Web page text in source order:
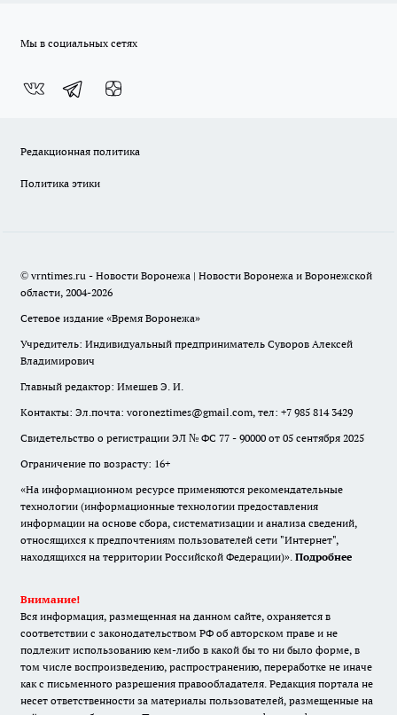
Мы в социальных сетях
Редакционная политика
Политика этики
© vrntimes.ru - Новости Воронежа | Новости Воронежа и Воронежской
области, 2004-2026
Сетевое издание «Время Воронежа»
Учредитель: Индивидуальный предприниматель Суворов Алексей
Владимирович
Главный редактор: Имешев Э. И.
Контакты: Эл.почта: voroneztimes@gmail.com, тел: +7 985 814 3429
Свидетельство о регистрации ЭЛ № ФС 77 - 90000 от 05 сентября 2025
Ограничение по возрасту: 16+
«На информационном ресурсе применяются рекомендательные
технологии (информационные технологии предоставления
информации на основе сбора, систематизации и анализа сведений,
относящихся к предпочтениям пользователей сети "Интернет",
находящихся на территории Российской Федерации)». Подробнее
Внимание!
Вся информация, размещенная на данном сайте, охраняется в
соответствии с законодательством РФ об авторском праве и не
подлежит использованию кем-либо в какой бы то ни было форме, в
том числе воспроизведению, распространению, переработке не иначе
как с письменного разрешения правообладателя. Редакция портала не
несет ответственности за материалы пользователей, размещенные на